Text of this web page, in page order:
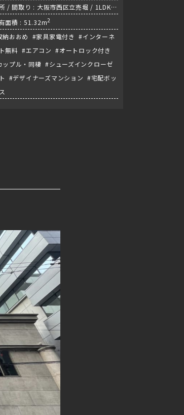
/ 間取り : 大阪市西区立売堀 / 1LDK /
線『阿波座駅』
面積 : 51.32m2
納おおめ #家具家電付き #インターネ
無料 #エアコン #オートロック付き
ップル・同棲 #シューズインクローゼ
#デザイナーズマンション #宅配ボッ